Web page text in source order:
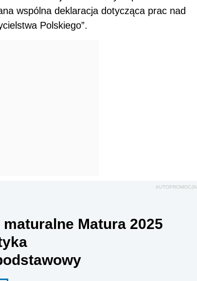
wspólna deklaracja dotycząca prac nad
Polskiego”.
AUTOPROMOCJA
Matura 2025